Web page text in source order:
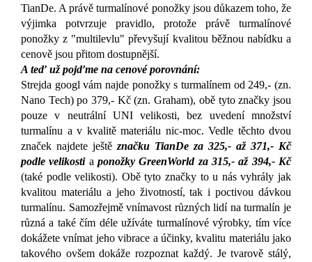
TianDe. A právě turmalínové ponožky jsou důkazem toho, že
výjimka potvrzuje pravidlo, protože právě turmalínové
ponožky z "multilevlu" převyšují kvalitou běžnou nabídku a
cenově jsou přitom dostupnější.
A teď už pojďme na cenové porovnání:
Strejda googl vám najde ponožky s turmalínem od 249,- (zn.
Nano Tech) po 379,- Kč (zn. Graham), obě tyto značky jsou
pouze v neutrální UNI velikosti, bez uvedení množství
turmalínu a v kvalitě materiálu nic-moc. Vedle těchto dvou
značek najdete ještě značku TianDe za 325,- až 371,- Kč
podle velikostiaponožky GreenWorld za 315,- až 394,- Kč
(také podle velikosti). Obě tyto značky to u nás vyhrály jak
kvalitou materiálu a jeho životností, tak i poctivou dávkou
turmalínu. Samozřejmě vnímavost různých lidí na turmalín je
různá a také čím déle užíváte turmalínové výrobky, tím více
dokážete vnímat jeho vibrace a účinky, kvalitu materiálu jako
takového ovšem dokáže rozpoznat každý. Je tvarově stálý,